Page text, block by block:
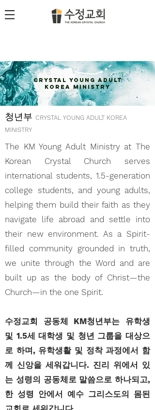
CRYSTAL Young adult
KOREA MINISTRY
청년부 CRYSTAL YOUNG ADULT KOREA
MINISTRY
The KM Young Adult Ministry at The
Korean Crystal Church serves
international students, 1.5-generation
college students, and young adults,
helping them build their faith as they
navigate life abroad and settle into
their new environment. As a Spirit-
filled community grounded in truth,
we unite through the Word and are
built up as the body of Christ—the
Church—in the one Spirit.
수정교회 공동체 KM청년부는 유학생
및 1.5세 대학생 및 청년 그룹을 대상으
로 하며, 유학생활 및 정착 과정에서 함
께 신앙을 세워갑니다. 진리 위에서 있
는 성령의 공동체로 말씀으로 하나되고,
한 성령 안에서 예수 그리스도의 몸된